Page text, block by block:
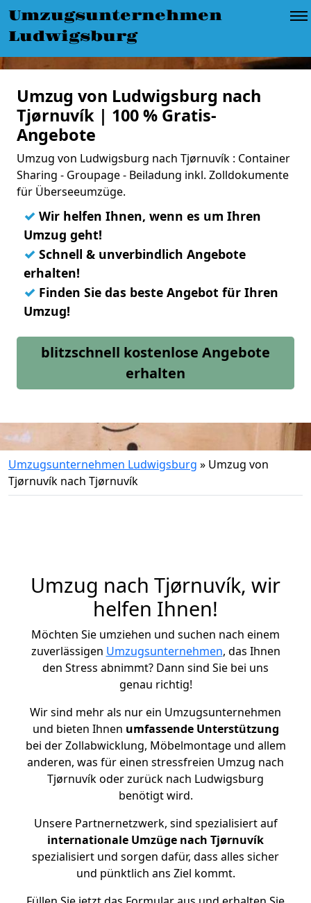
Umzugsunternehmen
Ludwigsburg
Umzug von Ludwigsburg nach
Tjørnuvík | 100 % Gratis-
Angebote
Umzug von Ludwigsburg nach Tjørnuvík : Container
Sharing - Groupage - Beiladung inkl. Zolldokumente
für Überseeumzüge.
✓ Wir helfen Ihnen, wenn es um Ihren
Umzug geht!
✓ Schnell & unverbindlich Angebote
erhalten!
✓ Finden Sie das beste Angebot für Ihren
Umzug!
blitzschnell kostenlose Angebote
erhalten
Umzugsunternehmen Ludwigsburg » Umzug von
Tjørnuvík nach Tjørnuvík
Umzug nach Tjørnuvík, wir
helfen Ihnen!
Möchten Sie umziehen und suchen nach einem
zuverlässigen Umzugsunternehmen, das Ihnen
den Stress abnimmt? Dann sind Sie bei uns
genau richtig!
Wir sind mehr als nur ein Umzugsunternehmen
und bieten Ihnen umfassende Unterstützung
bei der Zollabwicklung, Möbelmontage und allem
anderen, was für einen stressfreien Umzug nach
Tjørnuvík oder zurück nach Ludwigsburg
benötigt wird.
Unsere Partnernetzwerk, sind spezialisiert auf
internationale Umzüge nach Tjørnuvík
spezialisiert und sorgen dafür, dass alles sicher
und pünktlich ans Ziel kommt.